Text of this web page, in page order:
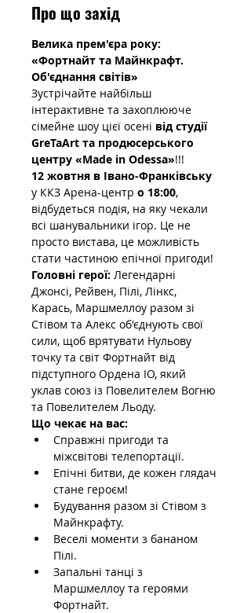
Про що захід
Велика прем'єра року:
«Фортнайт та Майнкрафт.
Об'єднання світів»
Зустрічайте найбільш
інтерактивне та захоплююче
сімейне шоу цієї осені від студії
GreTaArt та продюсерського
центру «Made in Odessa»!!!
12 жовтня в Івано-Франківську
у ККЗ Арена-центр о 18:00,
відбудеться подія, на яку чекали
всі шанувальники ігор. Це не
просто вистава, це можливість
стати частиною епічної пригоди!
Головні герої: Легендарні
Джонсі, Рейвен, Пілі, Лінкс,
Карась, Маршмеллоу разом зі
Стівом та Алекс об'єднують свої
сили, щоб врятувати Нульову
точку та світ Фортнайт від
підступного Ордена ІО, який
уклав союз із Повелителем Вогню
та Повелителем Льоду.
Що чекає на вас:
Справжні пригоди та
міжсвітові телепортації.
Епічні битви, де кожен глядач
стане героєм!
Будування разом зі Стівом з
Майнкрафту.
Веселі моменти з бананом
Пілі.
Запальні танці з
Маршмеллоу та героями
Фортнайт.